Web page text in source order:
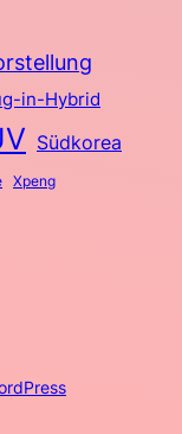
in-Hybrid
Südkorea
Xpeng